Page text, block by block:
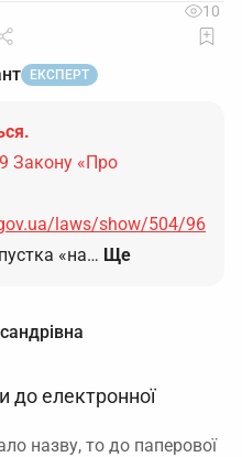
10
ЕКСПЕРТ
Закону «Про
laws/show/504/96
«на… Ще
до електронної
назву, то до паперової